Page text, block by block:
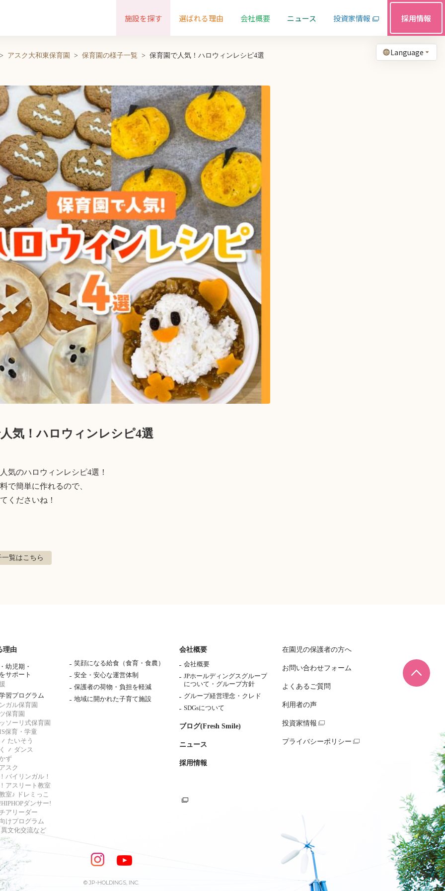
Language
施設を探す 選ばれる理由 会社概要 ニュース 投資家情報 採用情報
アスク大和東保育園 保育園の様子一覧 保育園で人気！ハロウィンレシピ4選
気！ハロウィンレシピ4選
気のハロウィンレシピ4選！
で簡単に作れるので、
くださいね！
一覧はこちら
ページ
理由
幼児期・
サポート
習プログラム
ガル保育園
保育園
ソーリ式保育園
保育・学童
たいそう
ダンス
ず
スク
バイリンガル！
アスリート教室
室♪ ドレミっこ
ダンサー!
アリーダー
けプログラム
異文化交流など
笑顔になる給食（食育・食農）
安全・安心な運営体制
保護者の荷物・負担を軽減
地域に開かれた子育て施設
会社概要
会社概要
JPホールディングスグループ
について・ グループ方針
グループ経営理念・クレド
SDGsについて
ブログ(Fresh Smile)
ニュース
採用情報
在園児の保護者の方へ
お問い合わせフォーム
よくあるご質問
利用者の声
投資家情報
プライバシーポリシー
© JP-HOLDINGS, INC.